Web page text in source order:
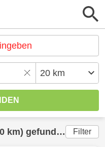
3.184 Jobs in Wesseling (20 km) gefunden Filter